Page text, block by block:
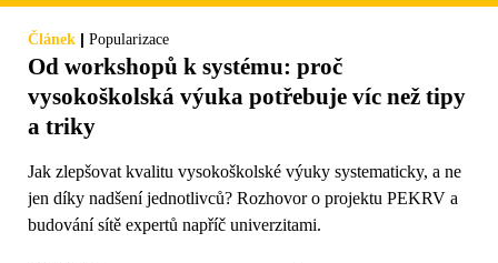
Článek | Popularizace
Od workshopů k systému: proč
vysokoškolská výuka potřebuje víc než tipy
a triky
Jak zlepšovat kvalitu vysokoškolské výuky systematicky, a ne
jen díky nadšení jednotlivců? Rozhovor o projektu PEKRV a
budování sítě expertů napříč univerzitami.